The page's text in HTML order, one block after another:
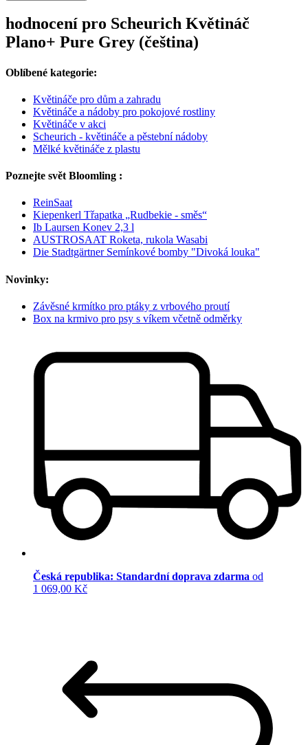
hodnocení pro Scheurich Květináč
Plano+ Pure Grey (čeština)
Oblíbené kategorie:
Květináče pro dům a zahradu
Květináče a nádoby pro pokojové rostliny
Květináče v akci
Scheurich - květináče a pěstební nádoby
Mělké květináče z plastu
Poznejte svět Bloomling :
ReinSaat
Kiepenkerl Třapatka „Rudbekie - směs“
Ib Laursen Konev 2,3 l
AUSTROSAAT Roketa, rukola Wasabi
Die Stadtgärtner Semínkové bomby "Divoká louka"
Novinky:
Závěsné krmítko pro ptáky z vrbového proutí
Box na krmivo pro psy s víkem včetně odměrky
Česká republika: Standardní doprava zdarma od
1 069,00 Kč